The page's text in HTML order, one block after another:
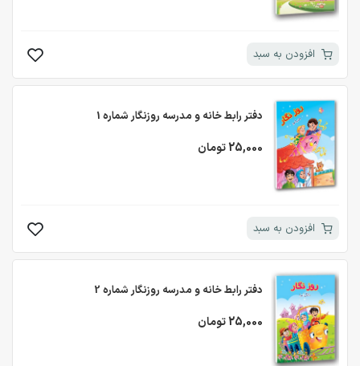
افزودن به سبد
دفتر رابط خانه و مدرسه روزنگار شماره 1
25,000 تومان
افزودن به سبد
دفتر رابط خانه و مدرسه روزنگار شماره 2
25,000 تومان